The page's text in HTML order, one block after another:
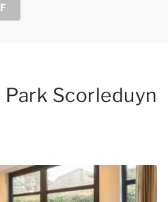
Park Scorleduyn